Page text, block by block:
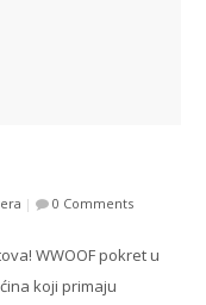
| 0 Comments
WWOOF pokret u
koji primaju